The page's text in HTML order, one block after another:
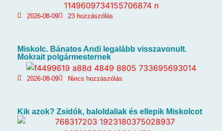
2026-08-09 23 hozzászólás
Miskolc. Bánatos Andi legalább visszavonult.
Mokrait polgármesternek
2026-08-09 Nincs hozzászólás
Kik azok? Zsidók, baloldaliak és ellepik Miskolcot